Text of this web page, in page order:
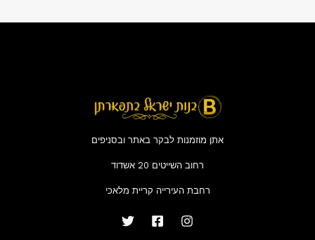
אתן מוזמנות לבקר באתר ובסניפים
רחוב השייטים 20 אשדוד
רחבת העירייה קריית מלאכי